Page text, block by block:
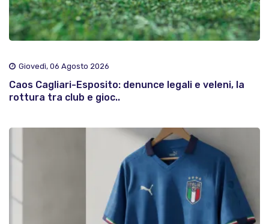
Giovedì, 06 Agosto 2026
Caos Cagliari-Esposito: denunce legali e veleni, la
rottura tra club e gioc..